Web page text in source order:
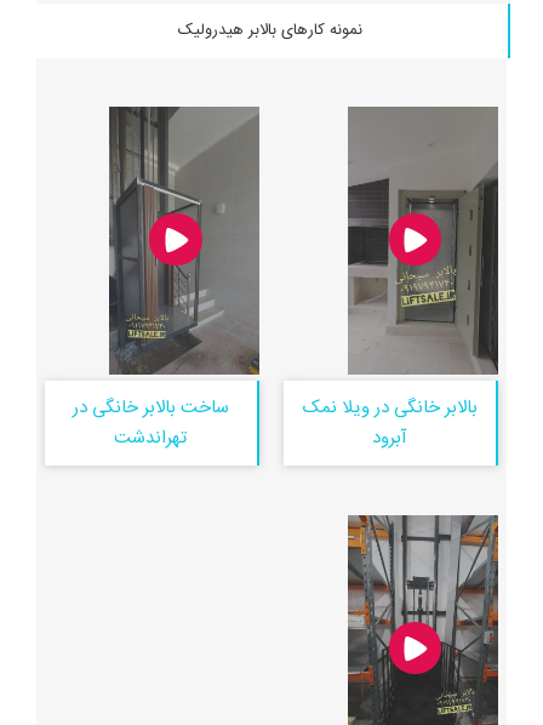
نمونه کارهای بالابر هیدرولیک
بالابر خانگی در ویلا نمک
آبرود
ساخت بالابر خانگی در
تهراندشت